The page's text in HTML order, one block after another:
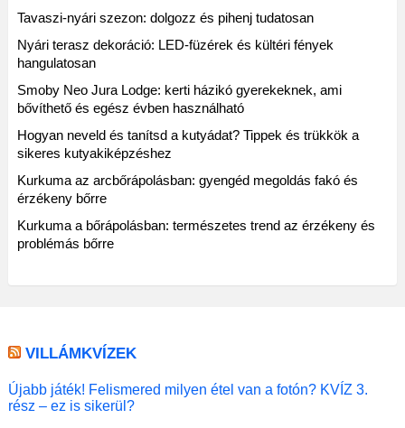
Tavaszi-nyári szezon: dolgozz és pihenj tudatosan
Nyári terasz dekoráció: LED-füzérek és kültéri fények
hangulatosan
Smoby Neo Jura Lodge: kerti házikó gyerekeknek, ami
bővíthető és egész évben használható
Hogyan neveld és tanítsd a kutyádat? Tippek és trükkök a
sikeres kutyakiképzéshez
Kurkuma az arcbőrápolásban: gyengéd megoldás fakó és
érzékeny bőrre
Kurkuma a bőrápolásban: természetes trend az érzékeny és
problémás bőrre
VILLÁMKVÍZEK
Újabb játék! Felismered milyen étel van a fotón? KVÍZ 3.
rész – ez is sikerül?